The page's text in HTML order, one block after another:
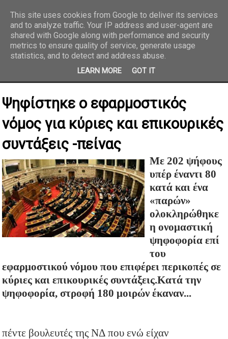
REPORTAZ NET
Ψηφίστηκε ο εφαρμοστικός
νόμος για κύριες και επικουρικές
συντάξεις -πείνας
Με 202 ψήφους
υπέρ έναντι 80
κατά και ένα
«παρών»
oλοκληρώθηκε
η ονομαστική
ψηφοφορία επί
του
εφαρμοστικού νόμου που επιφέρει περικοπές σε
κύριες και επικουρικές συντάξεις.Κατά την
ψηφοφορία, στροφή 180 μοιρών έκαναν...
πέντε βουλευτές της ΝΔ που ενώ είχαν
This site uses cookies from Google to deliver its services
and to analyze traffic. Your IP address and user-agent are
shared with Google along with performance and security
metrics to ensure quality of service, generate usage
statistics, and to detect and address abuse.
LEARN MORE GOT IT